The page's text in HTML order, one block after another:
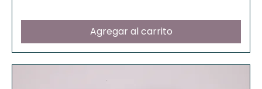
Agregar al carrito